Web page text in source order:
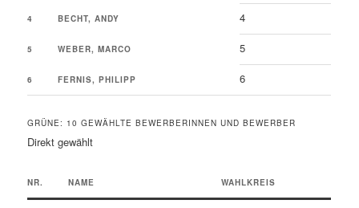
4 BECHT, ANDY 4
5 WEBER, MARCO 5
6 FERNIS, PHILIPP 6
GRÜNE: 10 GEWÄHLTE BEWERBERINNEN UND BEWERBER
Direkt gewählt
NR. NAME WAHLKREIS